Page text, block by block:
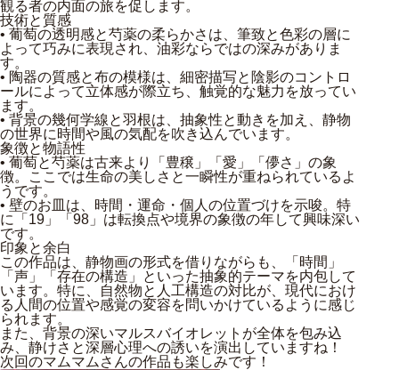
観る者の内面の旅を促します。
技術と質感
• 葡萄の透明感と芍薬の柔らかさは、筆致と色彩の層に
よって巧みに表現され、油彩ならではの深みがありま
す。
• 陶器の質感と布の模様は、細密描写と陰影のコントロ
ールによって立体感が際立ち、触覚的な魅力を放ってい
ます。
• 背景の幾何学線と羽根は、抽象性と動きを加え、静物
の世界に時間や風の気配を吹き込んでいます。
象徴と物語性
• 葡萄と芍薬は古来より「豊穣」「愛」「儚さ」の象
徴。ここでは生命の美しさと一瞬性が重ねられているよ
うです。
• 壁のお皿は、時間・運命・個人の位置づけを示唆。特
に「19」「98」は転換点や境界の象徴の年して興味深い
です。
印象と余白
この作品は、静物画の形式を借りながらも、「時間」
「声」「存在の構造」といった抽象的テーマを内包して
います。特に、自然物と人工構造の対比が、現代におけ
る人間の位置や感覚の変容を問いかけているように感じ
られます。
また、背景の深いマルスバイオレットが全体を包み込
み、静けさと深層心理への誘いを演出していますね！
次回のマムマムさんの作品も楽しみです！